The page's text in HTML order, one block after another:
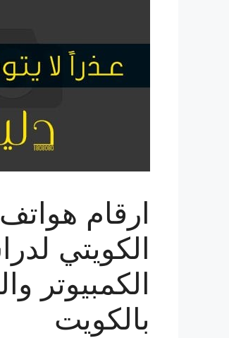
ارقام
الكويتي
الكمبيوتر
بالكويت